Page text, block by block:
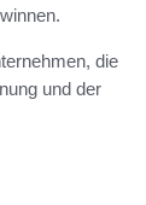
die
und der